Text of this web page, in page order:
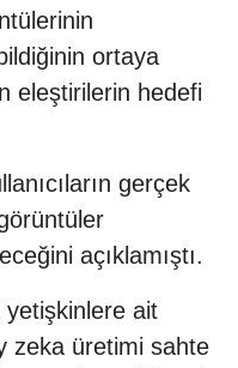
ortaya
eleştirilerin hedefi
gerçek
açıklamıştı.
ait
zeka üretimi sahte